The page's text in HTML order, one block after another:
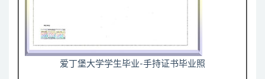
爱丁堡大学学生毕业-手持证书毕业照